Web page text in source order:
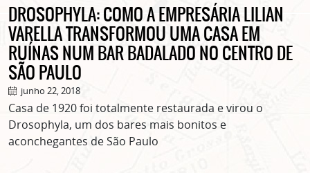
DROSOPHYLA: COMO A EMPRESÁRIA LILIAN
VARELLA TRANSFORMOU UMA CASA EM
RUÍNAS NUM BAR BADALADO NO CENTRO DE
SÃO PAULO
junho 22, 2018
Casa de 1920 foi totalmente restaurada e virou o
Drosophyla, um dos bares mais bonitos e
aconchegantes de São Paulo